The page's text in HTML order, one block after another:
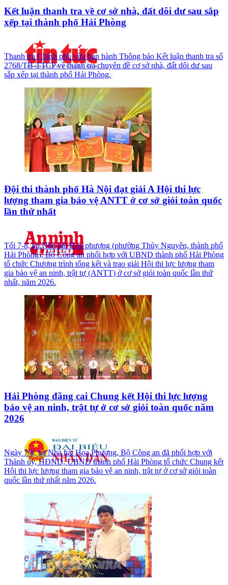
Kết luận thanh tra về cơ sở nhà, đất dôi dư sau sắp
xếp tại thành phố Hải Phòng
Thanh tra Chính phủ vừa ban hành Thông báo Kết luận thanh tra số
2768/TB-TTCP về thanh tra chuyên đề cơ sở nhà, đất dôi dư sau
sắp xếp tại thành phố Hải Phòng.
Đội thi thành phố Hà Nội đạt giải A Hội thi lực
lượng tham gia bảo vệ ANTT ở cơ sở giỏi toàn quốc
lần thứ nhất
Tối 7-8, tại Nhà hát Hoa phượng (phường Thủy Nguyên, thành phố
Hải Phòng), Bộ Công an phối hợp với UBND thành phố Hải Phòng
tổ chức Chương trình tổng kết và trao giải Hội thi lực lượng tham
gia bảo vệ an ninh, trật tự (ANTT) ở cơ sở giỏi toàn quốc lần thứ
nhất, năm 2026.
Hải Phòng đăng cai Chung kết Hội thi lực lượng
bảo vệ an ninh, trật tự ở cơ sở giỏi toàn quốc năm
2026
Ngày 7/8, tại Nhà hát Hoa Phượng, Bộ Công an đã phối hợp với
Thành ủy, HĐND, UBND thành phố Hải Phòng tổ chức Chung kết
Hội thi lực lượng tham gia bảo vệ an ninh, trật tự ở cơ sở giỏi toàn
quốc lần thứ nhất năm 2026.